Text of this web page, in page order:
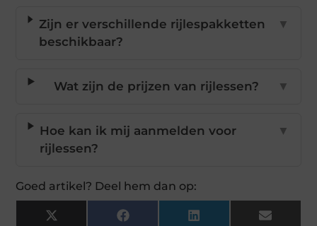
Zijn er verschillende rijlespakketten
beschikbaar?
▼
Wat zijn de prijzen van rijlessen? ▼
Hoe kan ik mij aanmelden voor
rijlessen?
▼
Goed artikel? Deel hem dan op:
X
Facebook LinkedIn Email